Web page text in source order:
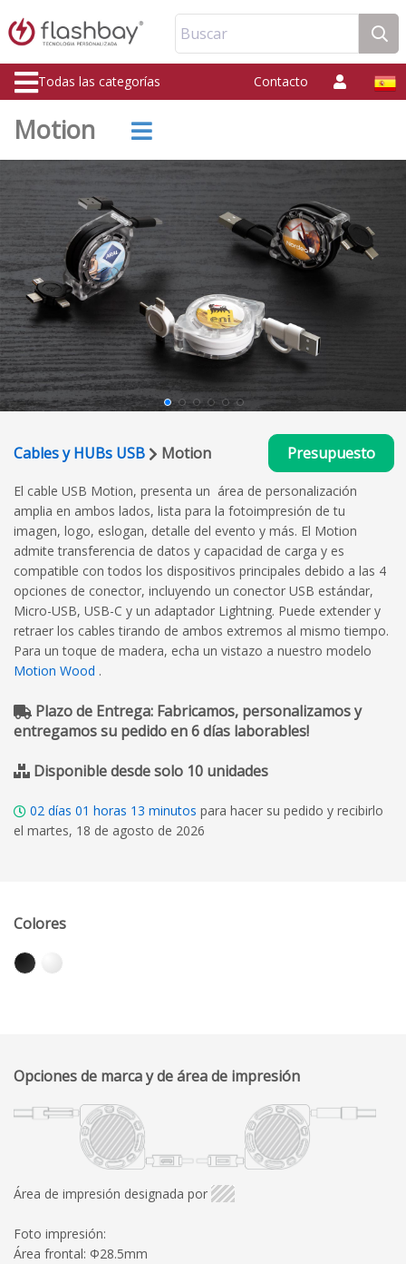
Buscar
Todas las categorías Contacto
Motion
Cables y HUBs USB Motion Presupuesto
El cable USB Motion, presenta un área de personalización
amplia en ambos lados, lista para la fotoimpresión de tu
imagen, logo, eslogan, detalle del evento y más. El Motion
admite transferencia de datos y capacidad de carga y es
compatible con todos los dispositivos principales debido a las 4
opciones de conector, incluyendo un conector USB estándar,
Micro-USB, USB-C y un adaptador Lightning. Puede extender y
retraer los cables tirando de ambos extremos al mismo tiempo.
Para un toque de madera, echa un vistazo a nuestro modelo
Motion Wood .
Plazo de Entrega: Fabricamos, personalizamos y
entregamos su pedido en 6 días laborables!
Disponible desde solo 10 unidades
02 días 01 horas 13 minutos para hacer su pedido y recibirlo
el martes, 18 de agosto de 2026
Colores
Opciones de marca y de área de impresión
Área de impresión designada por
Foto impresión:
Área frontal: Φ28.5mm